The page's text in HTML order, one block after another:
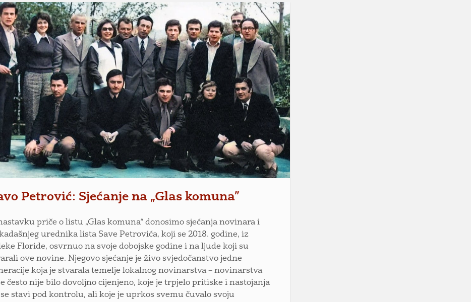
Petrović: Sjećanje na „Glas komuna”
priče o listu „Glas komuna“ donosimo sjećanja novinara i
urednika lista Save Petrovića, koji se 2018. godine, iz
Floride, osvrnuo na svoje dobojske godine i na ljude koji su
ove novine. Njegovo sjećanje je živo svjedočanstvo jedne
koja je stvarala temelje lokalnog novinarstva – novinarstva
često nije bilo dovoljno cijenjeno, koje je trpjelo pritiske i nastojanja
se stavi pod kontrolu, ali koje je uprkos svemu čuvalo svoju